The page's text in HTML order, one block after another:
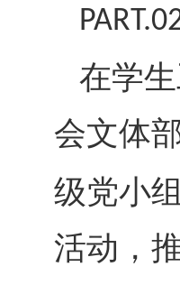
在学
会文体
级党小
活动，